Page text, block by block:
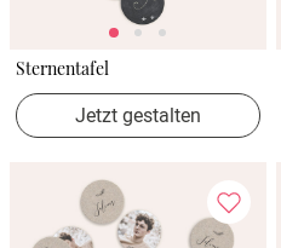
Sternentafel
Jetzt gestalten